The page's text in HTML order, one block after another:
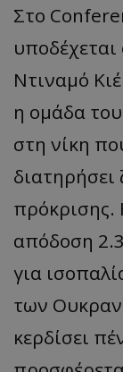
Στο
Ντιναμό
η ομάδα
στη νίκη
διατηρήσει
πρόκρισης.
απόδοση
για
των
κερδίσει